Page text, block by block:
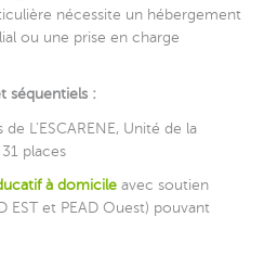
nécessite un hébergement
ou une prise en charge
séquentiels :
de L’ESCARENE, Unité de la
places
à domicile avec soutien
EST et PEAD Ouest) pouvant